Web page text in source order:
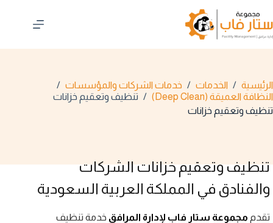
المحتوى
الرئيسية / الخدمات / خدمات الشركات والمؤسسات /
النظافة العميقة (Deep Clean)
/ تنظيف وتعقيم خزانات
تنظيف وتعقيم خزانات
تنظيف وتعقيم خزانات الشركات
والفنادق في المملكة العربية السعودية
تقدم مجموعة ستار فاب لإدارة المرافق خدمة تنظيف